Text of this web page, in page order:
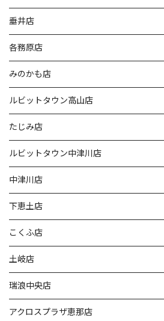
垂井店
各務原店
みのかも店
ルビットタウン高山店
たじみ店
ルビットタウン中津川店
中津川店
下恵土店
こくふ店
土岐店
瑞浪中央店
アクロスプラザ恵那店